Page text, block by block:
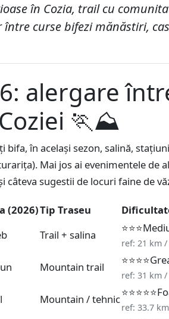
în Cozia, trail cu
curse bifezi mănăstiri,
alergare
🏃⛰️
bifa, în același sezon, salină,
Mai jos ai evenimentele de
câteva sugestii de locuri faine de
(2026)Tip Traseu
Trail + salina
⭐⭐⭐
ref: 21 km /
Mountain trail
⭐⭐⭐⭐
ref: 31 km /
Mountain / tehnic
⭐⭐⭐⭐⭐
ref: 33.7